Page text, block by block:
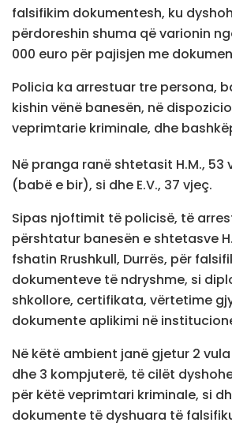
falsifikim dokumentesh, ku
përdoreshin shuma që varionin
000 euro për pajisjen me
Policia ka arrestuar tre persona,
kishin vënë banesën, në
veprimtarie kriminale, dhe
Në pranga ranë shtetasit H.M., 53
(babë e bir), si dhe E.V., 37 vjeç.
Sipas njoftimit të policisë, të
përshtatur banesën e shtetasve
fshatin Rrushkull, Durrës, për
dokumenteve të ndryshme, si
shkollore, certifikata, vërtetime
dokumente aplikimi në
Në këtë ambient janë gjetur 2
dhe 3 kompjuterë, të cilët
për këtë veprimtari kriminale, si
dokumente të dyshuara të